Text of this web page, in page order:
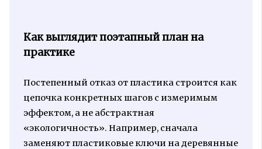
Как выглядит поэтапный план на
практике
Постепенный отказ от пластика строится как
цепочка конкретных шагов с измеримым
эффектом, а не абстрактная
«экологичность». Например, сначала
заменяют пластиковые ключи на деревянные